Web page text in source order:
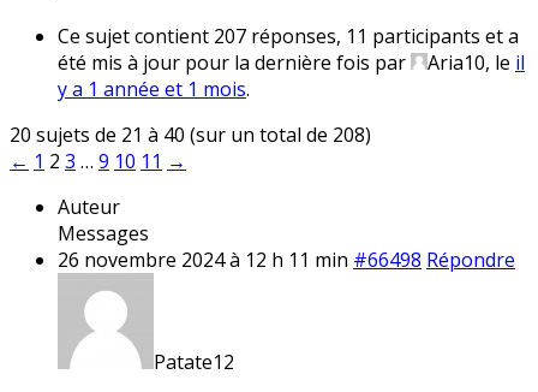
Ce sujet contient 207 réponses, 11 participants et a
été mis à jour pour la dernière fois par
Aria10, le il
y a 1 année et 1 mois.
20 sujets de 21 à 40 (sur un total de 208)
← 1 2 3 … 9 10 11 →
Auteur
Messages
26 novembre 2024 à 12 h 11 min #66498 Répondre
Patate12